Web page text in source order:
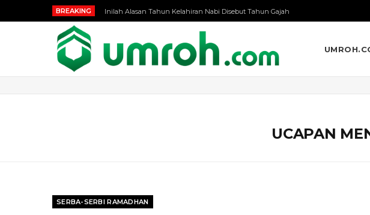
BREAKING Inilah Alasan Tahun Kelahiran Nabi Disebut Tahun Gajah
UCAPAN
SERBA-SERBI RAMADHAN